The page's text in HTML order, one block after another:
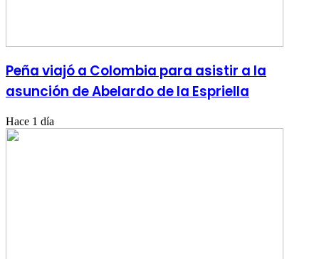
Peña viajó a Colombia para asistir a la
asunción de Abelardo de la Espriella
Hace 1 día